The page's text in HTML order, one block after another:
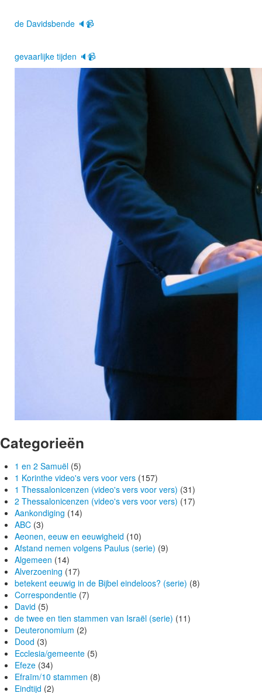
de Davidsbende 🔈📹
gevaarlijke tijden 🔈📹
Categorieën
1 en 2 Samuël (5)
1 Korinthe video's vers voor vers (157)
1 Thessalonicenzen (video's vers voor vers) (31)
2 Thessalonicenzen (video's vers voor vers) (17)
Aankondiging (14)
ABC (3)
Aeonen, eeuw en eeuwigheid (10)
Afstand nemen volgens Paulus (serie) (9)
Algemeen (14)
Alverzoening (17)
betekent eeuwig in de Bijbel eindeloos? (serie) (8)
Correspondentie (7)
David (5)
de twee en tien stammen van Israël (serie) (11)
Deuteronomium (2)
Dood (3)
Ecclesia/gemeente (5)
Efeze (34)
Efraïm/10 stammen (8)
Eindtijd (2)